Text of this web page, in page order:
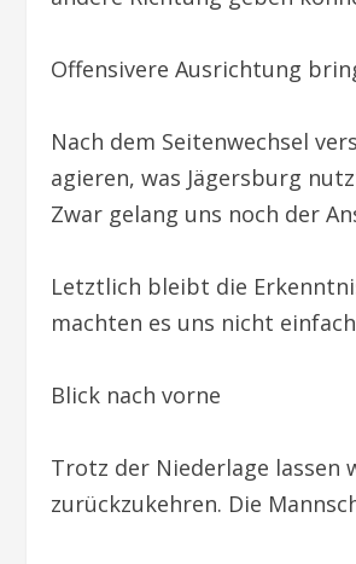
Offensivere Ausrichtung
Nach dem Seitenwechsel
agieren, was Jägersburg
Zwar gelang uns noch der
Letztlich bleibt die
machten es uns nicht
Blick nach vorne
Trotz der Niederlage lassen
zurückzukehren. Die